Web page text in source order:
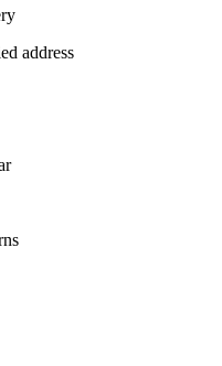
address